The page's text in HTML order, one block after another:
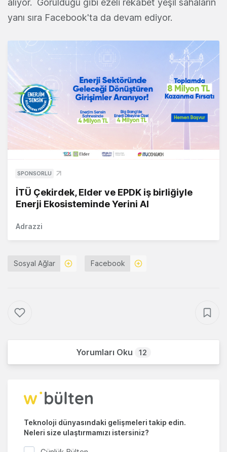
alıyor. Görüldüğü gibi ezeli rekabet yeşil sahaların
yanı sıra Facebook'ta da devam ediyor.
SPONSORLU
İTÜ Çekirdek, Elder ve EPDK iş birliğiyle
Enerji Ekosisteminde Yerini Al
Adrazzi
Sosyal Ağlar Facebook
Yorumları Oku 12
Teknoloji dünyasındaki gelişmeleri takip edin.
Neleri size ulaştırmamızı istersiniz?